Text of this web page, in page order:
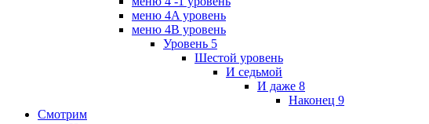
меню 4A уровень
меню 4B уровень
Уровень 5
Шестой уровень
И седьмой
И даже 8
Наконец 9
Смотрим